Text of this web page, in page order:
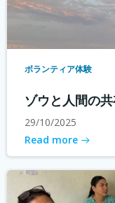
ボランティア体験
ゾウと人間の
29/10/2025
Read more